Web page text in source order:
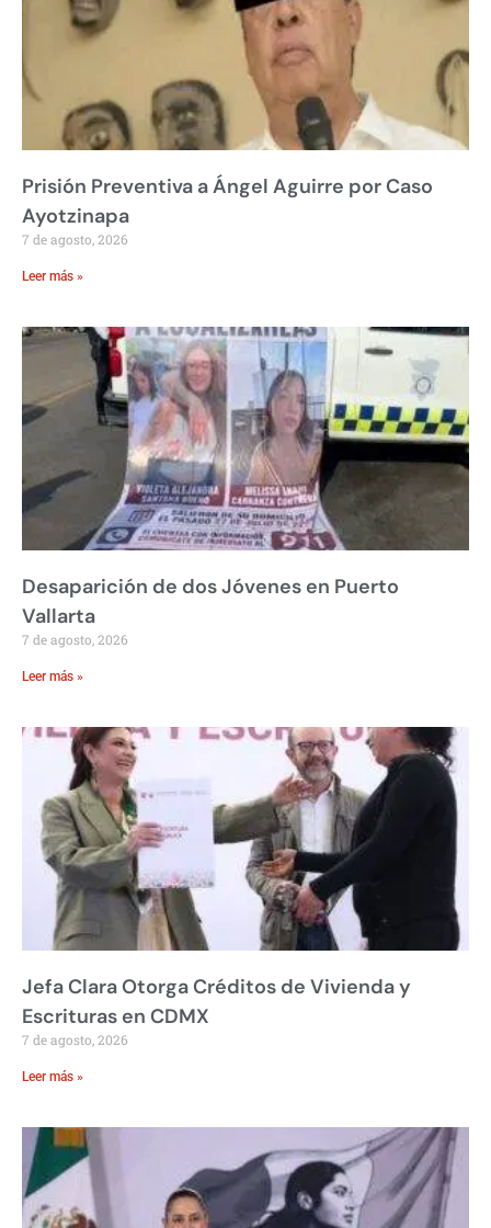
Prisión Preventiva a Ángel Aguirre por Caso
Ayotzinapa
7 de agosto, 2026
Leer más »
Desaparición de dos Jóvenes en Puerto
Vallarta
7 de agosto, 2026
Leer más »
Jefa Clara Otorga Créditos de Vivienda y
Escrituras en CDMX
7 de agosto, 2026
Leer más »